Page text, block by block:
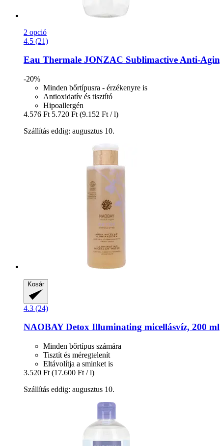
2 opció
4.5 (21)
Eau Thermale JONZAC Sublimactive Anti-​
-20%
Minden bőrtípusra - érzékenyre is
Antioxidatív és tisztító
Hipoallergén
4.576 Ft 5.720 Ft (9.152 Ft / l)
Szállítás eddig: augusztus 10.
Kosár
4.3 (24)
NAOBAYDetox Illuminating micellásvíz, 200 ml
Minden bőrtípus számára
Tisztít és méregtelenít
Eltávolítja a sminket is
3.520 Ft (17.600 Ft / l)
Szállítás eddig: augusztus 10.